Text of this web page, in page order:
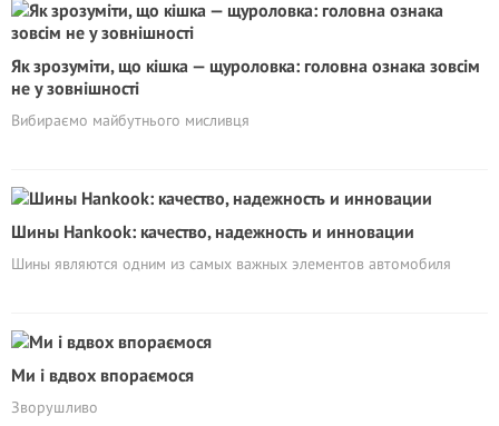
Як зрозуміти, що кішка — щуроловка: головна ознака зовсім
не у зовнішності
Вибираємо майбутнього мисливця
Шины Hankook: качество, надежность и инновации
Шины являются одним из самых важных элементов автомобиля
Ми і вдвох впораємося
Зворушливо